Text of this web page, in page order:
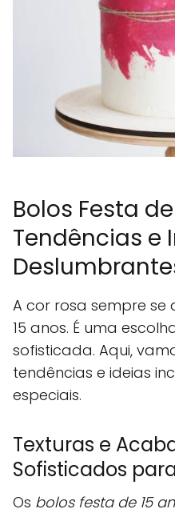
Bolos Festa
Tendências e
A cor rosa sempre
15 anos. É uma
sofisticada. Aqui,
tendências e ideias
especiais.
Texturas e
Sofisticados
Os bolos festa de 15